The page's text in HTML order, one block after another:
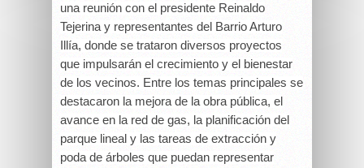
una reunión con el presidente Reinaldo
Tejerina y representantes del Barrio Arturo
Illía, donde se trataron diversos proyectos
que impulsarán el crecimiento y el bienestar
de los vecinos. Entre los temas principales se
destacaron la mejora de la obra pública, el
avance en la red de gas, la planificación del
parque lineal y las tareas de extracción y
poda de árboles que puedan representar